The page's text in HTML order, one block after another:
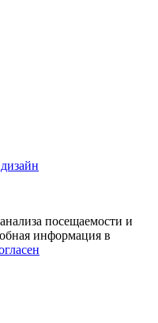
посещаемости и
информация в